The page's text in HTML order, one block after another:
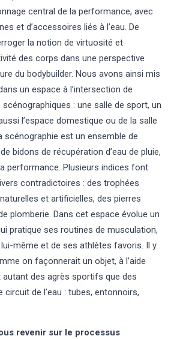
central de la performance, avec
et d’accessoires liés à l’eau. De
la notion de virtuosité et
des corps dans une perspective
du bodybuilder. Nous avons ainsi mis
un espace à l’intersection de
: une salle de sport, un
l’espace domestique ou de la salle
est un ensemble de
bidons de récupération d’eau de pluie,
performance. Plusieurs indices font
contradictoires : des trophées
et artificielles, des pierres
plomberie. Dans cet espace évolue un
pratique ses routines de musculation,
même et de ses athlètes favoris. Il y
on façonnerait un objet, à l’aide
autant des agrès sportifs que des
de l’eau : tubes, entonnoirs,
revenir sur le processus